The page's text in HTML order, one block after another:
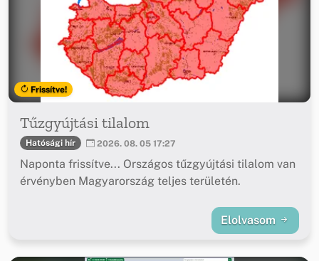
Frissítve!
Tűzgyújtási tilalom
Hatósági hír 2026. 08. 05 17:27
Naponta frissítve... Országos tűzgyújtási tilalom van
érvényben Magyarország teljes területén.
Elolvasom